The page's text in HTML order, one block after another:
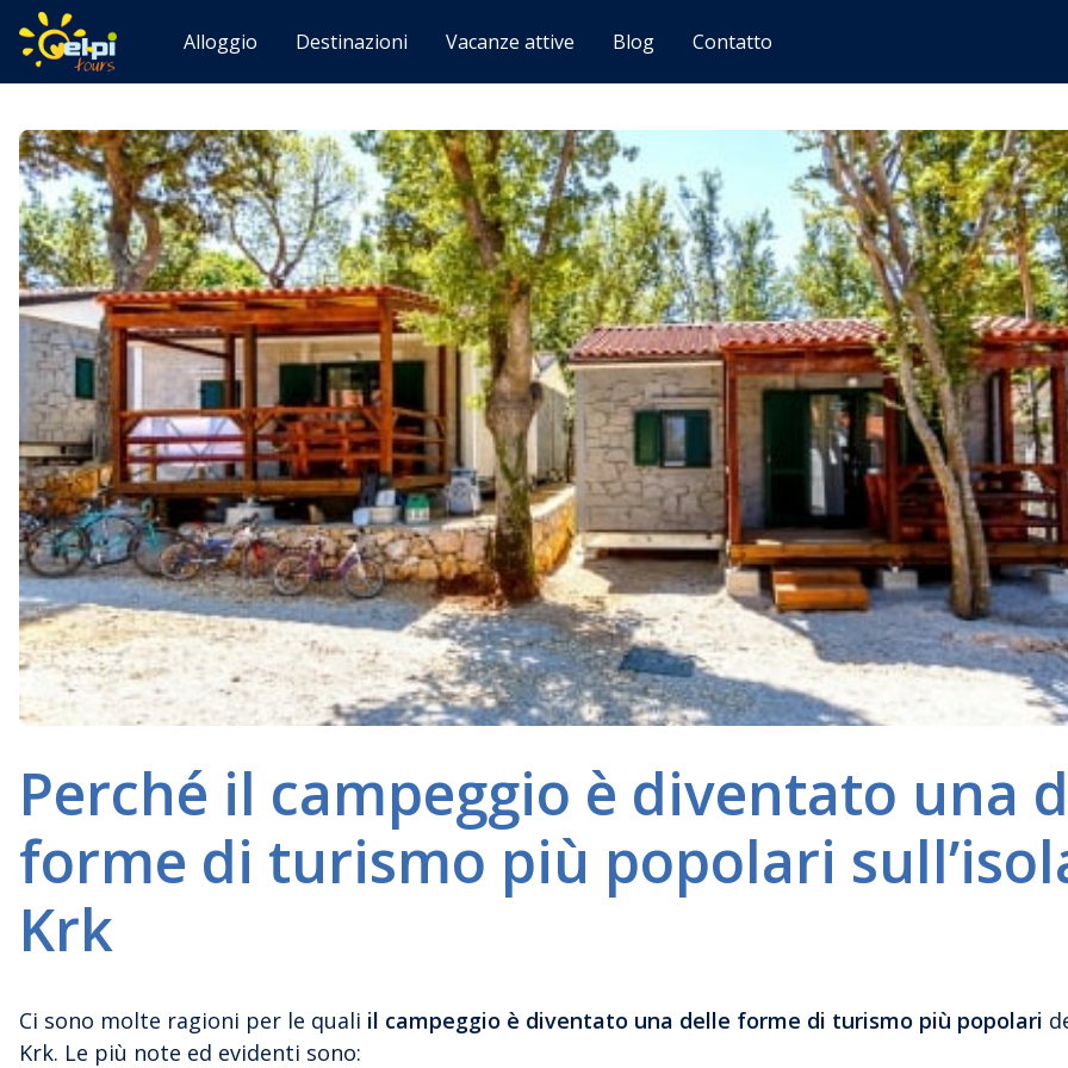
Alloggio Destinazioni Vacanze attive Blog Contatto
Perché il campeggio è diventato una
forme di turismo più popolari
Krk
Ci sono molte ragioni per le quali il campeggio è diventato una delle forme di turismo più popolari
Krk. Le più note ed evidenti sono: